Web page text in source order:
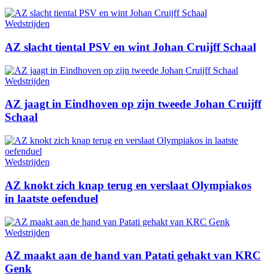
Wedstrijden
AZ slacht tiental PSV en wint Johan Cruijff Schaal
Wedstrijden
AZ jaagt in Eindhoven op zijn tweede Johan Cruijff
Schaal
Wedstrijden
AZ knokt zich knap terug en verslaat Olympiakos
in laatste oefenduel
Wedstrijden
AZ maakt aan de hand van Patati gehakt van KRC
Genk